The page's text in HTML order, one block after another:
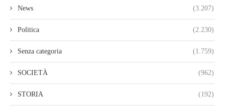
News (3.207)
Politica (2.230)
Senza categoria (1.759)
SOCIETÀ (962)
STORIA (192)